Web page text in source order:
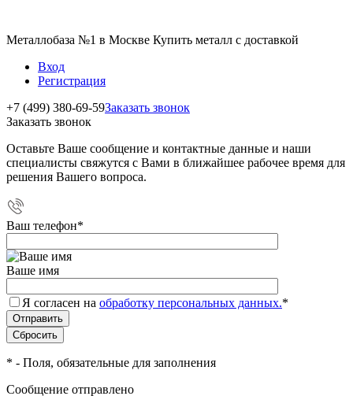
Металлобаза №1 в Москве Купить металл с доставкой
Вход
Регистрация
+7 (499) 380-69-59Заказать звонок
Заказать звонок
Оставьте Ваше сообщение и контактные данные и наши
специалисты свяжутся с Вами в ближайшее рабочее время для
решения Вашего вопроса.
Ваш телефон*
Ваше имя
Я согласен на обработку персональных данных.*
* - Поля, обязательные для заполнения
Сообщение отправлено